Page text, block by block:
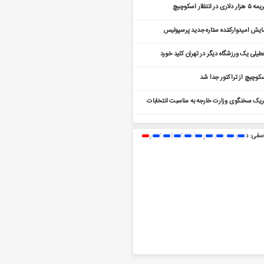
دلاری در انتظار اسکوچیچ
امیدوارکننده ستاره جدید پرسپولیس
یک ورزشگاه دیگر در تهران کلید خورد
از تراکتور جدا شد
سخنگوی وزارت خارجه به مناسبت انتخابات
درباره بودجه به مردم اطلاعات غلط ندهیم